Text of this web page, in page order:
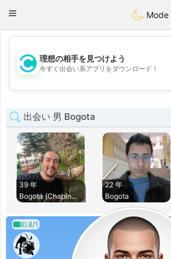
olombiaCitas
Toggle
Mode
💖
💕
理想の相手を見つけよう
今すぐ出会い系アプリをダウンロード！
出会い 男 Bogota
39 年
Bogotá (Chapinero)
22 年
Bogota
0.8/1